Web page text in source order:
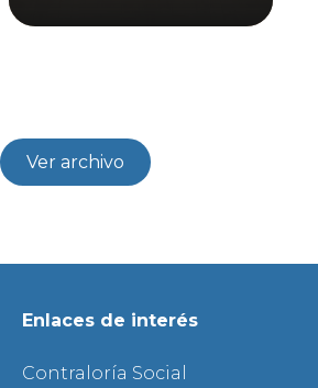
Ver archivo
Enlaces de interés
Contraloría Social